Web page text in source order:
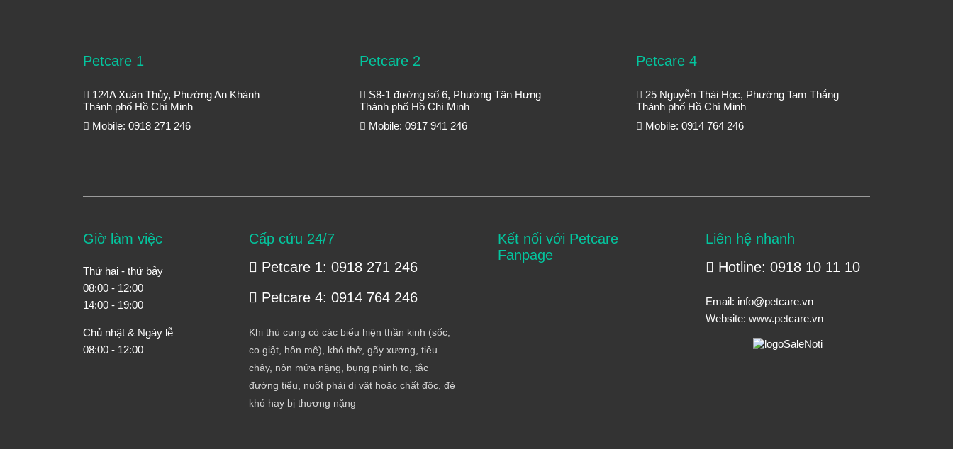
Petcare 1
124A Xuân Thủy, Phường An Khánh
Thành phố Hồ Chí Minh
Mobile: 0918 271 246
Petcare 2
S8-1 đường số 6, Phường Tân Hưng
Thành phố Hồ Chí Minh
Mobile: 0917 941 246
Petcare 4
25 Nguyễn Thái Học, Phường Tam Thắng
Thành phố Hồ Chí Minh
Mobile: 0914 764 246
Giờ làm việc
Thứ hai - thứ bảy
08:00 - 12:00
14:00 - 19:00
Chủ nhật & Ngày lễ
08:00 - 12:00
Cấp cứu 24/7
Petcare 1: 0918 271 246
Petcare 4: 0914 764 246
Khi thú cưng có các biểu hiện thần kinh (sốc,
co giật, hôn mê), khó thở, gãy xương, tiêu
chảy, nôn mửa nặng, bụng phình to, tắc
đường tiểu, nuốt phải dị vật hoặc chất độc, đẻ
khó hay bị thương nặng
Kết nối với Petcare
Fanpage
Liên hệ nhanh
Hotline: 0918 10 11 10
Email: info@petcare.vn
Website: www.petcare.vn